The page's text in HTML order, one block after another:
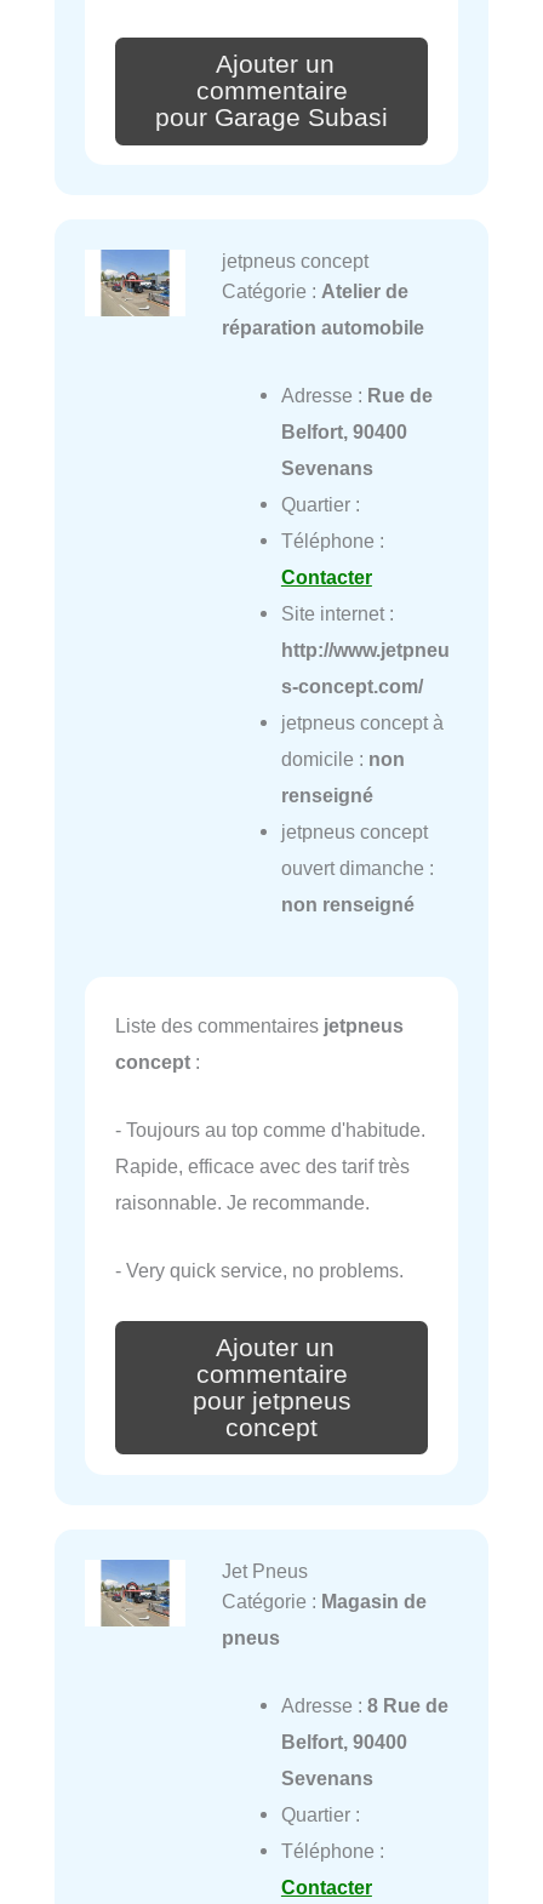
Ajouter un
commentaire
pour Garage Subasi
jetpneus concept
Catégorie : Atelier de
réparation automobile
Adresse : Rue de
Belfort, 90400
Sevenans
Quartier :
Téléphone :
Contacter
Site internet :
http://www.jetpneu
s-concept.com/
jetpneus concept à
domicile : non
renseigné
jetpneus concept
ouvert dimanche :
non renseigné
Liste des commentaires jetpneus
concept :
- Toujours au top comme d'habitude.
Rapide, efficace avec des tarif très
raisonnable. Je recommande.
- Very quick service, no problems.
Ajouter un
commentaire
pour jetpneus
concept
Jet Pneus
Catégorie : Magasin de
pneus
Adresse : 8 Rue de
Belfort, 90400
Sevenans
Quartier :
Téléphone :
Contacter